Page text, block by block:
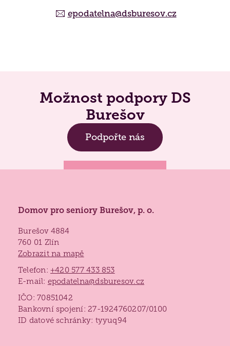
epodatelna@dsburesov.cz
Možnost podpory DS
Burešov
Podpořte nás
Domov pro seniory Burešov, p. o.
Burešov 4884
760 01 Zlín
Zobrazit na mapě
Telefon:+420 577 433 853
E-mail: epodatelna@dsburesov.cz
IČO: 70851042
Bankovní spojení: 27-1924760207/0100
ID datové schránky: tyyuq94